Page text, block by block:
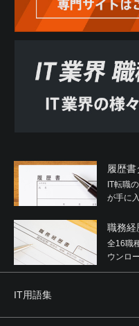
履歴書
IT転職
が手に
職務経
全16職
ウンロ
IT用語集